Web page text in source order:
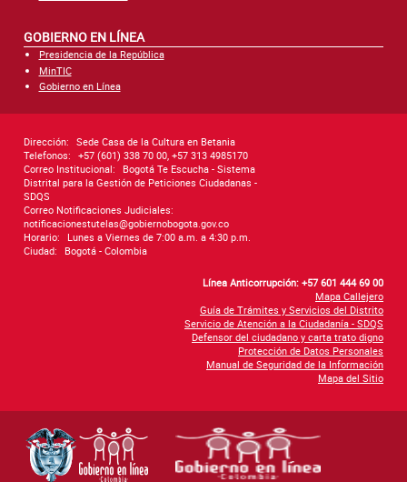
GOBIERNO EN LÍNEA
Presidencia de la República
MinTIC
Gobierno en Línea
Dirección: Sede Casa de la Cultura en Betania
Telefonos: +57 (601) 338 70 00, +57 313 4985170
Correo Institucional:
Bogotá Te Escucha - Sistema
Distrital para la Gestión de Peticiones Ciudadanas -
SDQS
Correo Notificaciones Judiciales:
notificacionestutelas@gobiernobogota.gov.co
Horario:
Lunes a Viernes de 7:00 a.m. a 4:30 p.m.
Ciudad:
Bogotá - Colombia
Línea Anticorrupción: +57 601 444 69 00
Mapa Callejero
Guía de Trámites y Servicios del Distrito
Servicio de Atención a la Ciudadanía - SDQS
Defensor del ciudadano y carta trato digno
Protección de Datos Personales
Manual de Seguridad de la Información
Mapa del Sitio